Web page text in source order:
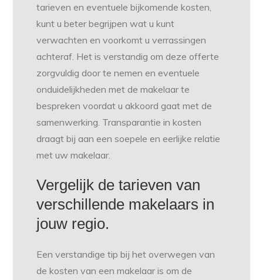
tarieven en eventuele bijkomende kosten,
kunt u beter begrijpen wat u kunt
verwachten en voorkomt u verrassingen
achteraf. Het is verstandig om deze offerte
zorgvuldig door te nemen en eventuele
onduidelijkheden met de makelaar te
bespreken voordat u akkoord gaat met de
samenwerking. Transparantie in kosten
draagt bij aan een soepele en eerlijke relatie
met uw makelaar.
Vergelijk de tarieven van
verschillende makelaars in
jouw regio.
Een verstandige tip bij het overwegen van
de kosten van een makelaar is om de